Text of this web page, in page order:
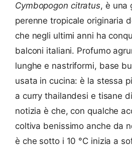
Cymbopogon citratus, è una
perenne tropicale originaria
che negli ultimi anni ha
balconi italiani. Profumo
lunghe e nastriformi, base
usata in cucina: è la stessa
a curry thailandesi e tisane
notizia è che, con qualche
coltiva benissimo anche da
è che sotto i 10 °C inizia a